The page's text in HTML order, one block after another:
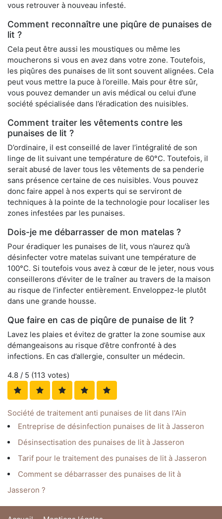
vous retrouver à nouveau infesté.
Comment reconnaître une piqûre de punaises de
lit ?
Cela peut être aussi les moustiques ou même les
moucherons si vous en avez dans votre zone. Toutefois,
les piqûres des punaises de lit sont souvent alignées. Cela
peut vous mettre la puce à l’oreille. Mais pour être sûr,
vous pouvez demander un avis médical ou celui d’une
société spécialisée dans l’éradication des nuisibles.
Comment traiter les vêtements contre les
punaises de lit ?
D’ordinaire, il est conseillé de laver l’intégralité de son
linge de lit suivant une température de 60°C. Toutefois, il
serait abusé de laver tous les vêtements de sa penderie
sans présence certaine de ces nuisibles. Vous pouvez
donc faire appel à nos experts qui se serviront de
techniques à la pointe de la technologie pour localiser les
zones infestées par les punaises.
Dois-je me débarrasser de mon matelas ?
Pour éradiquer les punaises de lit, vous n’aurez qu’à
désinfecter votre matelas suivant une température de
100°C. Si toutefois vous avez à cœur de le jeter, nous vous
conseillerons d’éviter de le traîner au travers de la maison
au risque de l’infecter entièrement. Enveloppez-le plutôt
dans une grande housse.
Que faire en cas de piqûre de punaise de lit ?
Lavez les plaies et évitez de gratter la zone soumise aux
démangeaisons au risque d’être confronté à des
infections. En cas d’allergie, consulter un médecin.
4.8 / 5 (113 votes)
Société de traitement anti punaises de lit dans l'Ain
Entreprise de désinfection punaises de lit à Jasseron
Désinsectisation des punaises de lit à Jasseron
Tarif pour le traitement des punaises de lit à Jasseron
Comment se débarrasser des punaises de lit à
Jasseron ?